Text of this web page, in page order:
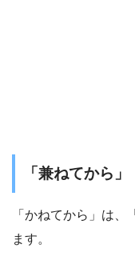
「兼ねてから」
「かねてから」は
ます。